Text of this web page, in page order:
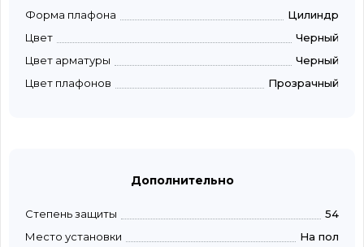
Форма плафона
Цилиндр
Цвет
Черный
Цвет арматуры
Черный
Цвет плафонов
Прозрачный
Дополнительно
Степень защиты
54
Место установки
На пол